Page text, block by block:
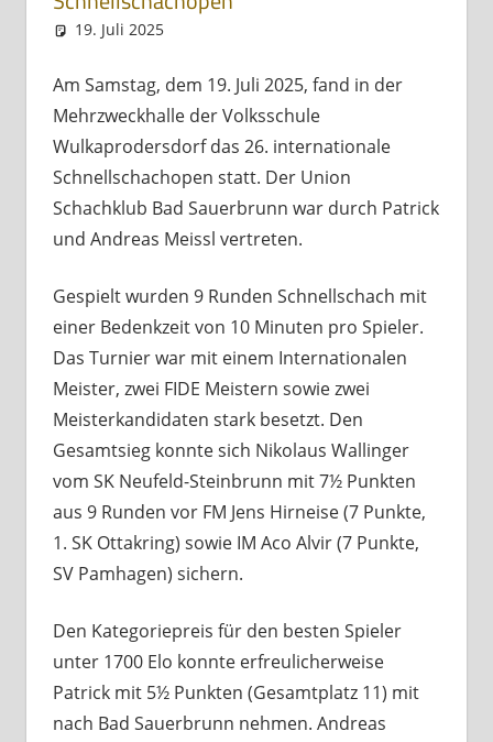
19. Juli 2025
Am Samstag, dem 19. Juli 2025, fand in der
Mehrzweckhalle der Volksschule
Wulkaprodersdorf das 26. internationale
Schnellschachopen statt. Der Union
Schachklub Bad Sauerbrunn war durch Patrick
und Andreas Meissl vertreten.
Gespielt wurden 9 Runden Schnellschach mit
einer Bedenkzeit von 10 Minuten pro Spieler.
Das Turnier war mit einem Internationalen
Meister, zwei FIDE Meistern sowie zwei
Meisterkandidaten stark besetzt. Den
Gesamtsieg konnte sich Nikolaus Wallinger
vom SK Neufeld-Steinbrunn mit 7½ Punkten
aus 9 Runden vor FM Jens Hirneise (7 Punkte,
1. SK Ottakring) sowie IM Aco Alvir (7 Punkte,
SV Pamhagen) sichern.
Den Kategoriepreis für den besten Spieler
unter 1700 Elo konnte erfreulicherweise
Patrick mit 5½ Punkten (Gesamtplatz 11) mit
nach Bad Sauerbrunn nehmen. Andreas